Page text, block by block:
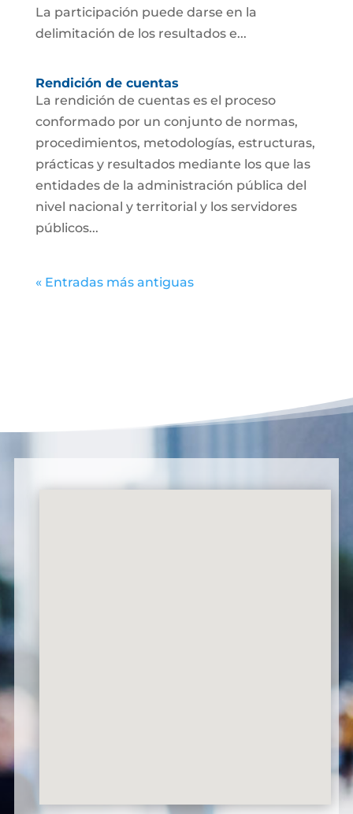
La participación puede darse en la
delimitación de los resultados e...
Rendición de cuentas
La rendición de cuentas es el proceso
conformado por un conjunto de normas,
procedimientos, metodologías, estructuras,
prácticas y resultados mediante los que las
entidades de la administración pública del
nivel nacional y territorial y los servidores
públicos...
« Entradas más antiguas